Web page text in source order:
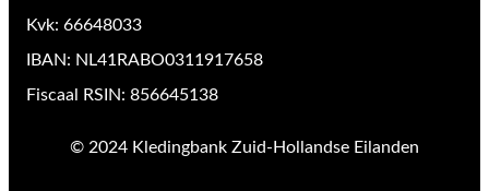
Kvk: 66648033
IBAN: NL41RABO0311917658
Fiscaal RSIN: 856645138
© 2024 Kledingbank Zuid-Hollandse Eilanden